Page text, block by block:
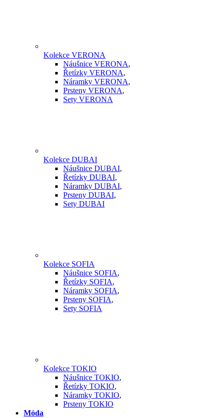
Kolekce VERONA
Náušnice VERONA,
Řetízky VERONA,
Náramky VERONA,
Prsteny VERONA,
Sety VERONA
Kolekce DUBAI
Náušnice DUBAI,
Řetízky DUBAI,
Náramky DUBAI,
Prsteny DUBAI,
Sety DUBAI
Kolekce SOFIA
Náušnice SOFIA,
Řetízky SOFIA,
Náramky SOFIA,
Prsteny SOFIA,
Sety SOFIA
Kolekce TOKIO
Náušnice TOKIO,
Řetízky TOKIO,
Náramky TOKIO,
Prsteny TOKIO
Móda